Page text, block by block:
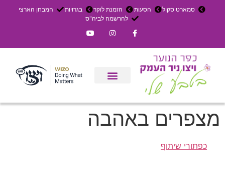
סמארט סקול הסעות הזמנת לוקר בגרויות
המבחן הארצי
להרשמה לביה"ס
מצפרים באהבה
כפתורי שיתוף